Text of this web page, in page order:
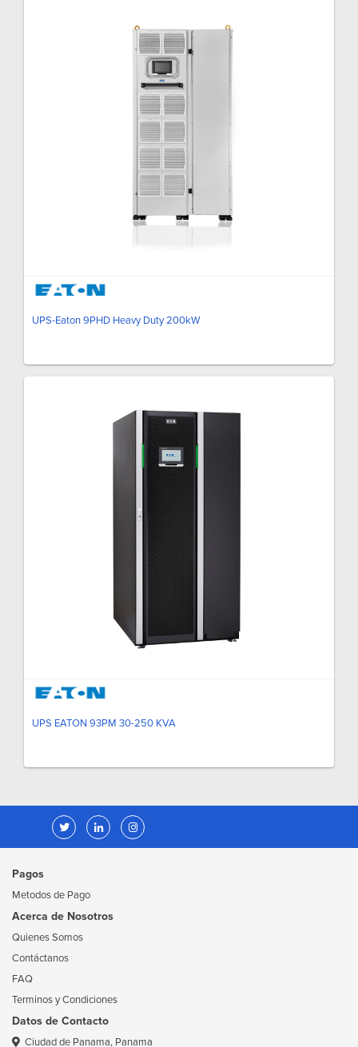
UPS-Eaton 9PHD Heavy Duty 200kW
UPS EATON 93PM 30-250 KVA
Pagos
Metodos de Pago
Acerca de Nosotros
Quienes Somos
Contáctanos
FAQ
Terminos y Condiciones
Datos de Contacto
Ciudad de Panama, Panama